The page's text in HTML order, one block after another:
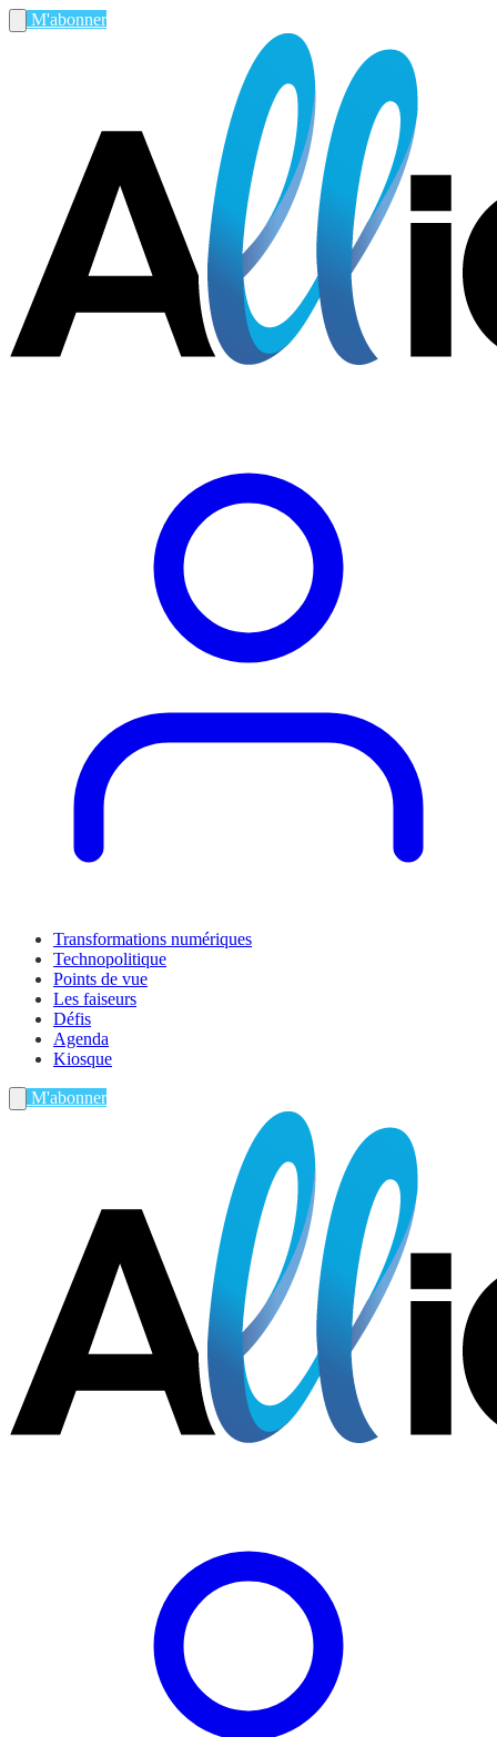
M'abonner
Transformations numériques
Technopolitique
Points de vue
Les faiseurs
Défis
Agenda
Kiosque
M'abonner